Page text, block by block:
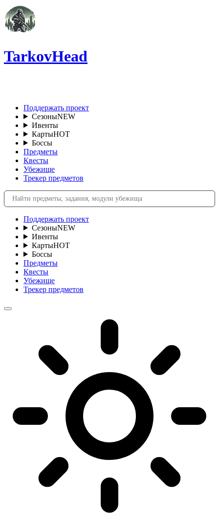
TarkovHead
Поддержать проект
СезоныNEW
Ивенты
КартыHOT
Боссы
Предметы
Квесты
Убежище
Трекер предметов
Поддержать проект
СезоныNEW
Ивенты
КартыHOT
Боссы
Предметы
Квесты
Убежище
Трекер предметов